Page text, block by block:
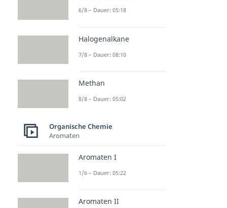
6/8 – Dauer: 05:18
Halogenalkane
7/8 – Dauer: 08:10
Methan
8/8 – Dauer: 05:02
Organische Chemie
Aromaten
Aromaten I
1/6 – Dauer: 05:22
Aromaten II